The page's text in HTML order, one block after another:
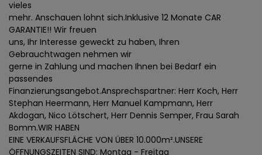
vieles
mehr. Anschauen lohnt sich.Inklusive 12 Monate CAR
GARANTIE!! Wir freuen
uns, Ihr Interesse geweckt zu haben, Ihren
Gebrauchtwagen nehmen wir
gerne in Zahlung und machen Ihnen bei Bedarf ein
passendes
Finanzierungsangebot.Ansprechspartner: Herr Koch, Herr
Stephan Heermann, Herr Manuel Kampmann, Herr
Akdogan, Nico Lötschert, Herr Dennis Semper, Frau Sarah
Bomm.WIR HABEN
EINE VERKAUFSFLÄCHE VON ÜBER 10.000m².UNSERE
ÖFFNUNGSZEITEN SIND: Montag - Freitag